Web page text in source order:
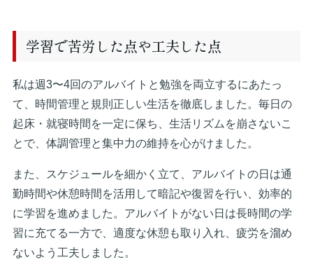
学習で苦労した点や工夫した点
私は週3〜4回のアルバイトと勉強を両立するにあたっ
て、時間管理と規則正しい生活を徹底しました。毎日の
起床・就寝時間を一定に保ち、生活リズムを崩さないこ
とで、体調管理と集中力の維持を心がけました。
また、スケジュールを細かく立て、アルバイトの日は通
勤時間や休憩時間を活用して暗記や復習を行い、効率的
に学習を進めました。アルバイトがない日は長時間の学
習に充てる一方で、適度な休憩も取り入れ、疲労を溜め
ないよう工夫しました。